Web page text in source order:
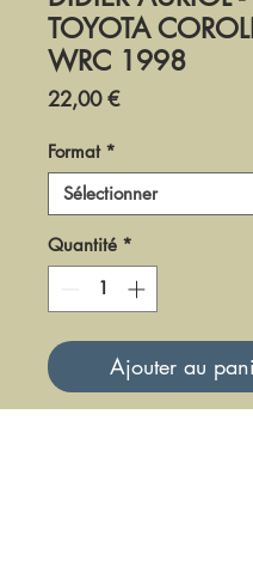
TOYOTA
WRC 1998
22,00 €Prix
Format *
Quantité *
Ajouter au